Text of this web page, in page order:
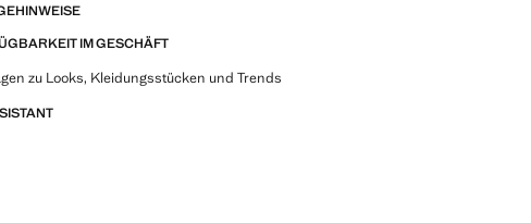
IM GESCHÄFT
zu Looks, Kleidungsstücken und Trends